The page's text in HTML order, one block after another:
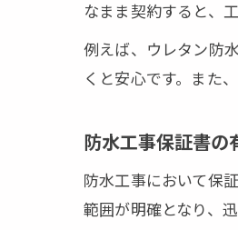
なまま契約すると、
例えば、ウレタン防
くと安心です。また
防水工事保証書の
防水工事において保
範囲が明確となり、